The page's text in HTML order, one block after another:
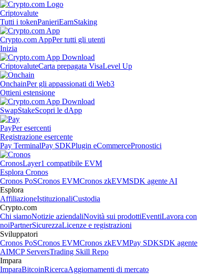
Criptovalute
Tutti i tokenPanieriEarnStaking
Crypto.com AppPer tutti gli utenti
Inizia
CriptovaluteCarta prepagata VisaLevel Up
OnchainPer gli appassionati di Web3
Ottieni estensione
SwapStakeScopri le dApp
PayPer esercenti
Registrazione esercente
Pay TerminalPay SDKPlugin eCommercePronostici
CronosLayer1 compatibile EVM
Esplora Cronos
Cronos PoSCronos EVMCronos zkEVMSDK agente AI
Esplora
AffiliazioneIstituzionaliCustodia
Crypto.com
Chi siamoNotizie aziendaliNovità sui prodottiEventiLavora con
noiPartnerSicurezzaLicenze e registrazioni
Sviluppatori
Cronos PoSCronos EVMCronos zkEVMPay SDKSDK agente
AIMCP ServersTrading Skill Repo
Impara
ImparaBitcoinRicercaAggiornamenti di mercato